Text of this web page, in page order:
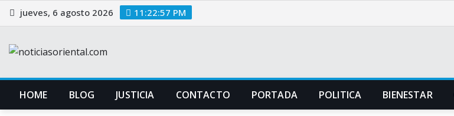
Saltar
al
jueves, 6 agosto 2026 11:22:58 PM
HOME BLOG JUSTICIA CONTACTO PORTADA POLITICA BIENESTAR